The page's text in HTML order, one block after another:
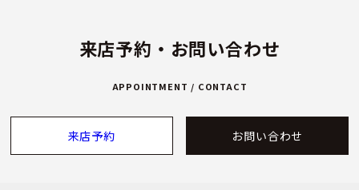
来店予約・お問い合わせ
APPOINTMENT / CONTACT
来店予約 お問い合わせ